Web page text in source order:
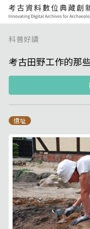
科普好讀
考古田野工作的那
遺址